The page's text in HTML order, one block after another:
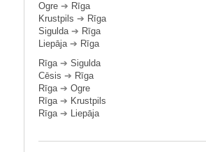
Ogre ➔ Rīga
Krustpils ➔ Rīga
Sigulda➔ Rīga
Liepāja➔ Rīga
Rīga➔ Sigulda
Cēsis ➔ Rīga
Rīga➔ Ogre
Rīga➔ Krustpils
Rīga➔ Liepāja